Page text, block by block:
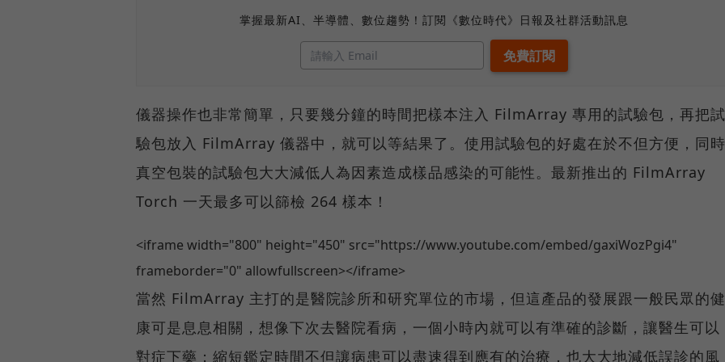
掌握最新AI、半導體、數位趨勢！訂閱《數位時代》日報及社群活動訊息
儀器操作也非常簡單，只要幾分鐘的時間把樣本注入 FilmArray 專用的試驗包，再把試
驗包放入 FilmArray 儀器中，就可以等結果了。使用試驗包的好處在於不但方便，同時
真空包裝的試驗包大大減低人為因素造成樣品感染的可能性。最新推出的 FilmArray
Torch 一天最多可以篩檢 264 樣本！
<iframe width="800" height="450" src="https://www.youtube.com/embed/gaxiWozPgi4"
frameborder="0" allowfullscreen></iframe>
當然 FilmArray 主打的是醫院診所和研究單位的市場，但這產品的發展跟一般民眾的健
康可是息息相關，想像下次去醫院看病，一個小時內就可以有準確的診斷，讓醫生可以
對症下藥；縮短鑑定時間不但讓病患可以盡速得到應有的治療，也大大地減低誤診的風